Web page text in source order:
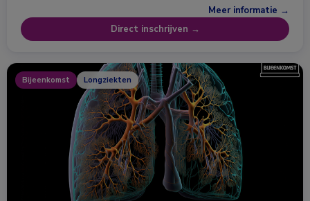
Meer informatie →
Direct inschrijven →
Bijeenkomst Longziekten